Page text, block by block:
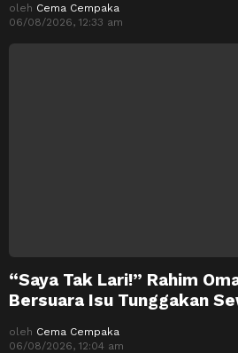
oleh Cema Cempaka
06/08/2026, 12:33 am
“Saya Tak Lari!” Rahim
Bersuara Isu Tunggakan
oleh Cema Cempaka
06/08/2026, 12:04 am